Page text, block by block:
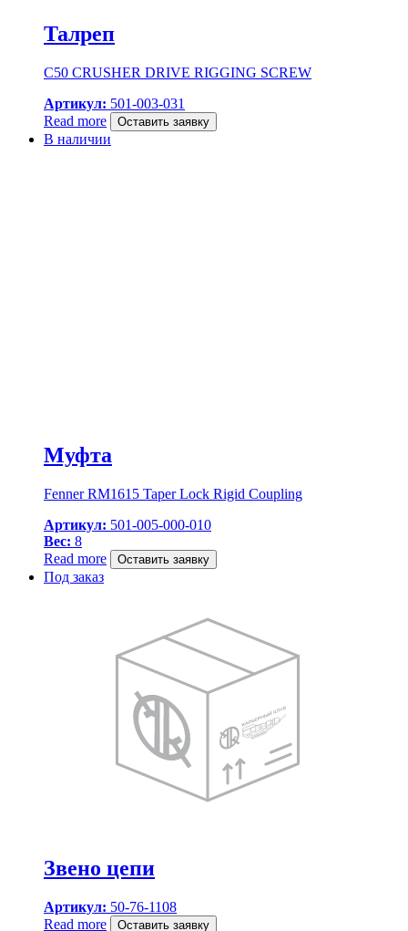
Талреп
C50 CRUSHER DRIVE RIGGING SCREW
Артикул: 501-003-031
Read more
Оставить заявку
В наличии
Муфта
Fenner RM1615 Taper Lock Rigid Coupling
Артикул: 501-005-000-010
Вес: 8
Read more
Оставить заявку
Под заказ
Звено цепи
Артикул: 50-76-1108
Read more
Оставить заявку